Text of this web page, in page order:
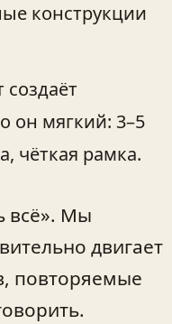
конструкции
он мягкий: 3–5
чёткая рамка.
всё». Мы
двигает
повторяемые